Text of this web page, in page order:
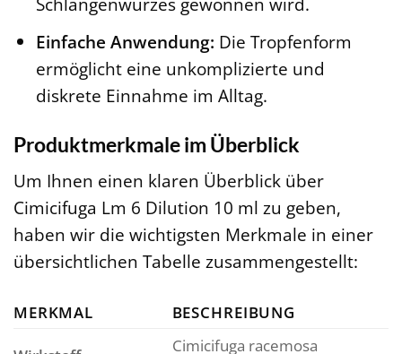
Einfache Anwendung: Die Tropfenform
ermöglicht eine unkomplizierte und
diskrete Einnahme im Alltag.
Produktmerkmale im Überblick
Um Ihnen einen klaren Überblick über
Cimicifuga Lm 6 Dilution 10 ml zu geben,
haben wir die wichtigsten Merkmale in einer
übersichtlichen Tabelle zusammengestellt:
MERKMAL BESCHREIBUNG
Cimicifuga racemosa